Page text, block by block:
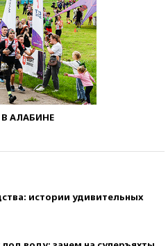
АЛАБИНЕ
истории удивительных